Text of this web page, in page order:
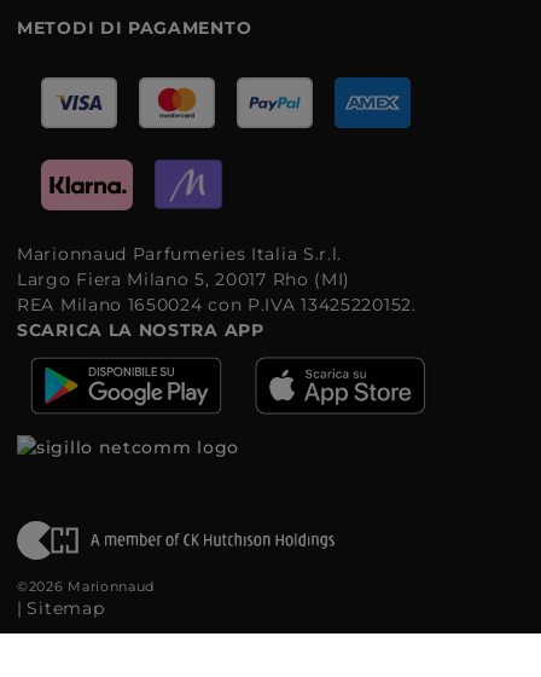
METODI DI PAGAMENTO
Marionnaud Parfumeries Italia S.r.l.
Largo Fiera Milano 5, 20017 Rho (MI)
REA Milano 1650024 con P.IVA 13425220152.
SCARICA LA NOSTRA APP
©2026 Marionnaud
| Sitemap